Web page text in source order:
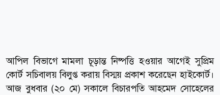
আপিল বিভাগে মামলা চূড়ান্ত নিষ্পত্তি হওয়ার আগেই সুপ্রিম
কোর্ট সচিবালয় বিলুপ্ত করায় বিস্ময় প্রকাশ করেছেন হাইকোর্ট।
আজ বুধবার (২০ মে) সকালে বিচারপতি আহমেদ সোহেলের